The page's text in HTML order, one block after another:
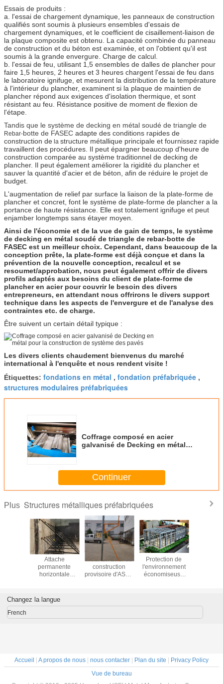
Essais de produits :
a. l'essai de chargement dynamique, les panneaux de construction
qualifiés sont soumis à plusieurs ensembles d'essais de
chargement dynamiques, et le coefficient de cisaillement-liaison de
la plaque composite est obtenu. La capacité combinée du panneau
de construction et du béton est examinée, et on l'obtient qu'il est
soumis à la grande envergure. Charge de calcul.
b. l'essai de feu, utilisant 1,5 ensembles de dalles de plancher pour
faire 1,5 heures, 2 heures et 3 heures chargent l'essai de feu dans
le laboratoire ignifuge, et mesurent la distribution de la température
à l'intérieur du plancher, examinent si la plaque de maintien de
plancher répond aux exigences d'isolation thermique, et sont
résistant au feu. Résistance positive de moment de flexion de
l'étape.
Tandis que le système de decking en métal soudé de triangle de
Rebar-botte de FASEC adapte des conditions rapides de
construction de la structure métallique principale et fournissez rapide
travaillent des procédures. Il peut épargner beaucoup d'heure de
construction comparée au système traditionnel de decking de
plancher. Il peut également améliorer la rigidité du plancher et
sauver la quantité d'acier et de béton, afin de réduire le projet de
budget.
L'augmentation de relief par surface la liaison de la plate-forme de
plancher et concret, font le système de plate-forme de plancher a la
portance de haute résistance. Elle est totalement ignifuge et peut
enjamber longtemps sans étayer moyen.
Ainsi de l'économie et de la vue de gain de temps, le système
de decking en métal soudé de triangle de rebar-botte de
FASEC est un meilleur choix. Cependant, dans beaucoup de la
conception prête, la plate-forme est déjà conçue et dans la
prévention de la nouvelle conception, recalcul et se
resoumet/approbation, nous peut également offrir de divers
profils adaptés aux besoins du client de plate-forme de
plancher en acier pour couvrir le besoin des divers
entrepreneurs, en attendant nous offrirons le divers support
technique dans les aspects de l'envergure et de l'analyse des
contraintes etc. de charge.
Être suivent un certain détail typique :
Les divers clients chaudement bienvenus du marché
international à l'enquête et nous rendent visite !
Étiquettes: fondations en métal , fondation préfabriquée ,
structures modulaires préfabriquées
Coffrage composé en acier
galvanisé de Decking en métal
Continuer
Plus Structures métalliques préfabriquées
et
Attache
permanente
horizontale
mur
Métal en acier de
construction
provisoire d'ASTM
Protection de
l'environnement
économiseuse
préfabrication de
Changez la langue
French
Accueil | A propos de nous | nous contacter | Plan du site | Privacy Policy
Vue de bureau